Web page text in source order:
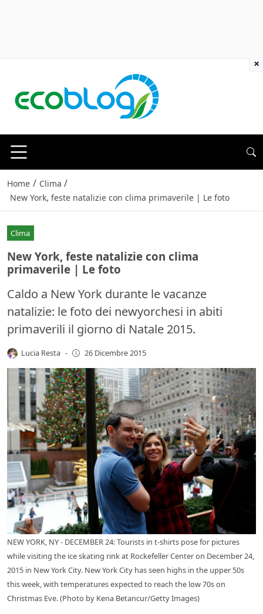
Home / Clima /
New York, feste natalizie con clima primaverile | Le foto
Clima
New York, feste natalizie con clima
primaverile | Le foto
Caldo a New York durante le vacanze
natalizie: le foto dei newyorchesi in abiti
primaverili il giorno di Natale 2015.
Lucia Resta - 26 Dicembre 2015
NEW YORK, NY - DECEMBER 24: Tourists in t-shirts pose for pictures
while visiting the ice skating rink at Rockefeller Center on December 24,
2015 in New York City. New York City has seen highs in the upper 50s
this week, with temperatures expected to reach the low 70s on
Christmas Eve. (Photo by Kena Betancur/Getty Images)
×